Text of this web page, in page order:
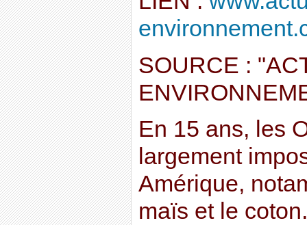
SOURCE :
En 15 ans, les
largement
Amérique,
maïs et le